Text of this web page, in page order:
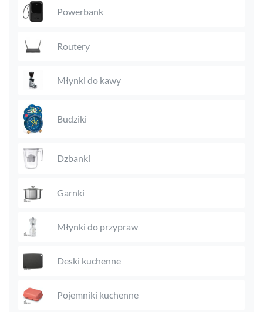
Powerbank
Routery
Młynki do kawy
Budziki
Dzbanki
Garnki
Młynki do przypraw
Deski kuchenne
Pojemniki kuchenne